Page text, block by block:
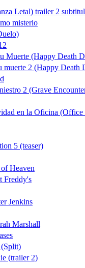
Letal) trailer 2
misterio
Muerte (Happy Death
muerte 2 (Happy Death
2 (Grave
en la Oficina (Office
5 (teaser)
Heaven
Freddy's
Jenkins
Marshall
(Split)
(trailer 2)